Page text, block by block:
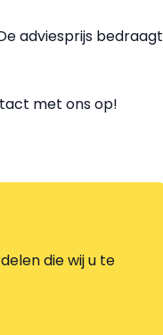
adviesprijs bedraagt
met ons op!
die wij u te